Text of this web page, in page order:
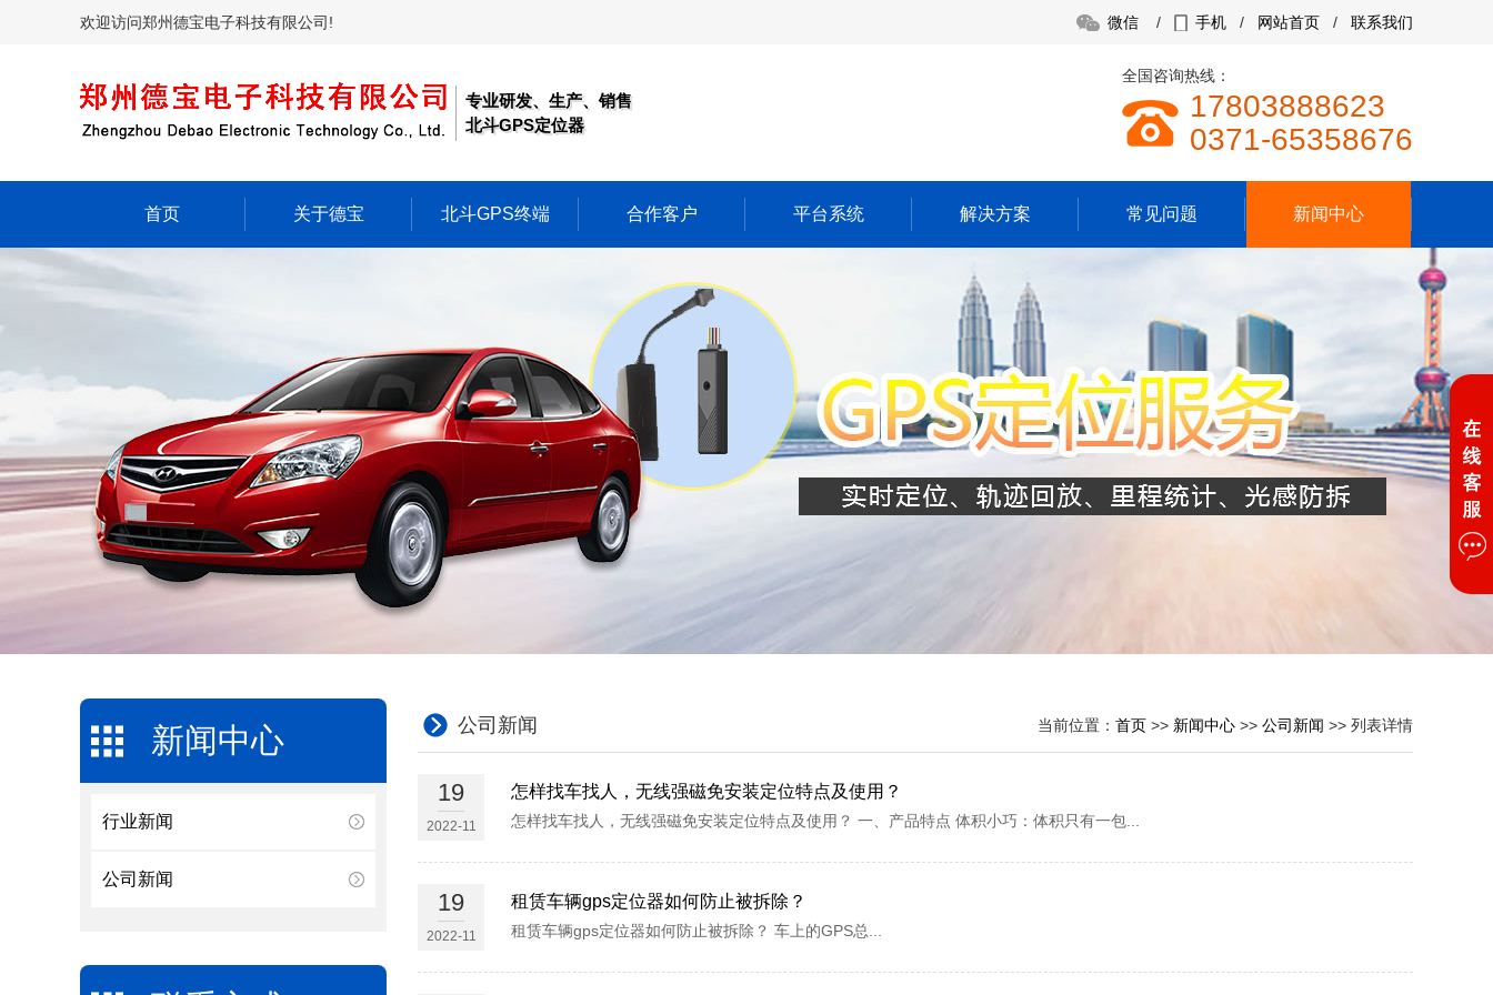
欢迎访问郑州德宝电子科技有限公司! 微信 / 手机 / 网站首页 / 联系我们
专业研发、生产、销售
北斗GPS定位器
全国咨询热线：
17803888623
0371-65358676
首页 关于德宝 北斗GPS终端 合作客户 平台系统 解决方案 常见问题 新闻中心
新闻中心
行业新闻
公司新闻
公司新闻 当前位置： 首页 >> 新闻中心 >> 公司新闻 >> 列表详情
19
2022-11
怎样找车找人，无线强磁免安装定位特点及使用？
怎样找车找人，无线强磁免安装定位特点及使用？ 一、产品特点 体积小巧：体积只有一包...
19
2022-11
租赁车辆gps定位器如何防止被拆除？
租赁车辆gps定位器如何防止被拆除？ 车上的GPS总...